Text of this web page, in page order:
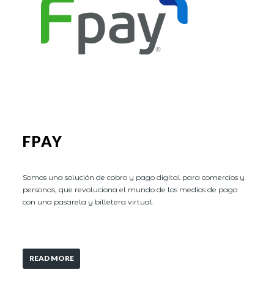
FPAY
Somos una solución de cobro y pago digital para comercios y
personas, que revoluciona el mundo de los medios de pago
con una pasarela y billetera virtual.
READ MORE